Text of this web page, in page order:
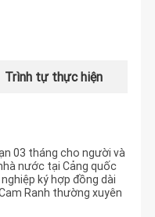
Trình tự thực hiện
03 tháng cho người và
nước tại Cảng quốc
ký hợp đồng dài
Ranh thường xuyên